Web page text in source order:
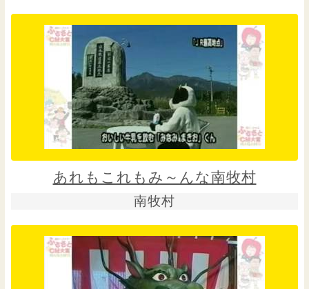
あれもこれもみ～んな南牧村
南牧村